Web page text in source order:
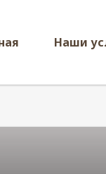
Наши